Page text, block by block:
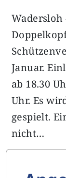
Januar.
ab 18.30
Uhr. Es
gespielt.
nicht…